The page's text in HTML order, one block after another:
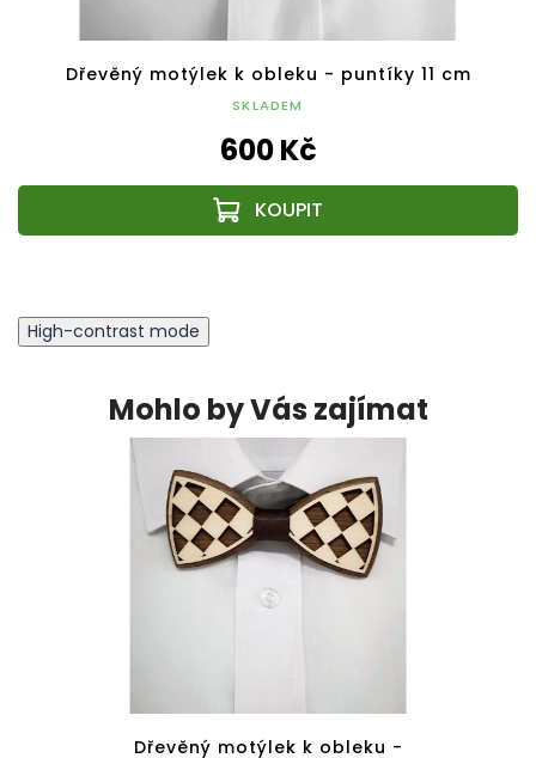
Dřevěný motýlek k obleku - puntíky 11 cm
SKLADEM
600 Kč
High-contrast mode
Mohlo by Vás zajímat
Dřevěný motýlek k obleku -